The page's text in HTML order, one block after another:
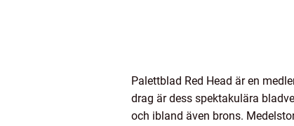
Palettblad Red Head är en
drag är dess spektakulära
och ibland även brons.